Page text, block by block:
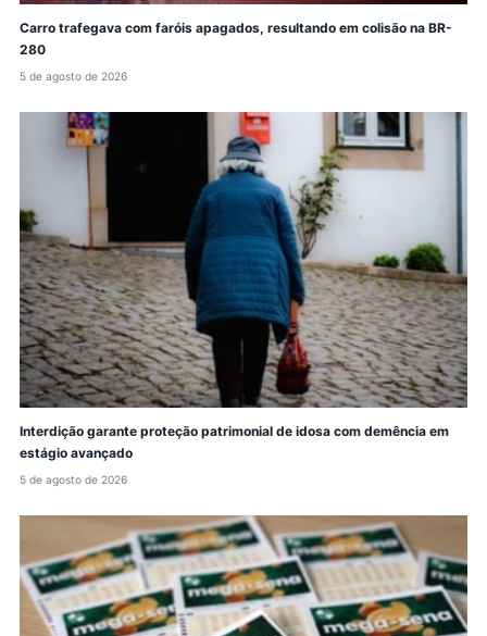
Carro trafegava com faróis apagados, resultando em colisão na BR-
280
5 de agosto de 2026
Interdição garante proteção patrimonial de idosa com demência em
estágio avançado
5 de agosto de 2026